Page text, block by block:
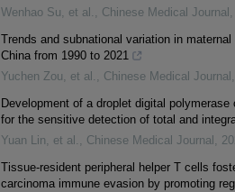
Wenhao Su, et al. , Chinese Medical Journal ,
Trends and subnational variation in
China from 1990 to 2021
Yuchen Zou, et al. , Chinese Medical Journal ,
Development of a droplet digital
for the sensitive detection of total and
Yuan Lin, et al. , Chinese Medical Journal ,
Tissue-resident peripheral helper T cells
carcinoma immune evasion by promoting